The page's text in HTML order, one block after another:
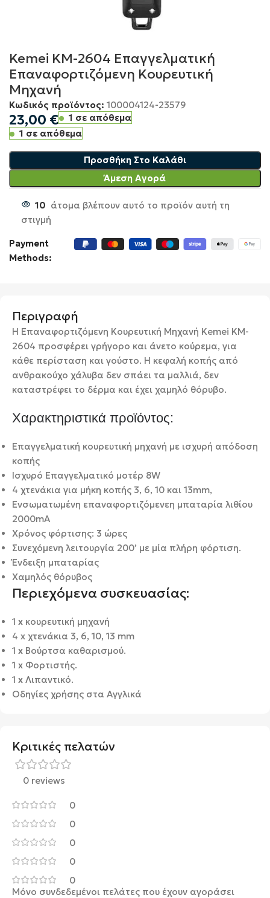
Kemei KM-2604 Επαγγελματική
Eπαναφορτιζόμενη Kουρευτική
Mηχανή
Κωδικός προϊόντος: 100004124-23579
23,00 €
1 σε απόθεμα
1 σε απόθεμα
Προσθήκη Στο Καλάθι
Άμεση Αγορά
10 άτομα βλέπουν αυτό το προϊόν αυτή τη
στιγμή
Payment
Methods:
Περιγραφή
Η Επαναφορτιζόμενη Κουρευτική Μηχανή Kemei KM-
2604 προσφέρει γρήγορο και άνετο κούρεμα, για
κάθε περίσταση και γούστο. Η κεφαλή κοπής από
ανθρακούχο χάλυβα δεν σπάει τα μαλλιά, δεν
καταστρέφει το δέρμα και έχει χαμηλό θόρυβο.
Χαρακτηριστικά προϊόντος:
Επαγγελματική κουρευτική μηχανή με ισχυρή απόδοση
κοπής
Ισχυρό Επαγγελματικό μοτέρ 8W
4 χτενάκια για μήκη κοπής 3, 6, 10 και 13mm,
Ενσωματωμένη επαναφορτιζόμενεη μπαταρία λιθίου
2000mA
Χρόνος φόρτισης: 3 ώρες
Συνεχόμενη λειτουργία 200’ με μία πλήρη φόρτιση.
Ένδειξη μπαταρίας
Χαμηλός θόρυβος
Περιεχόμενα συσκευασίας:
1 x κουρευτική μηχανή
4 x χτενάκια 3, 6, 10, 13 mm
1 x Βούρτσα καθαρισμού.
1 x Φορτιστής.
1 x Λιπαντικό.
Οδηγίες χρήσης στα Αγγλικά
Κριτικές πελατών
0 reviews
0
0
0
0
0
Μόνο συνδεδεμένοι πελάτες που έχουν αγοράσει